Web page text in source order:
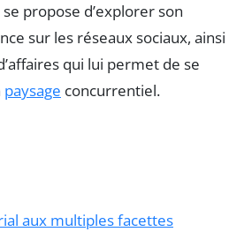
propose d’explorer son
sur les réseaux sociaux, ainsi
qui lui permet de se
paysage concurrentiel.
aux multiples facettes